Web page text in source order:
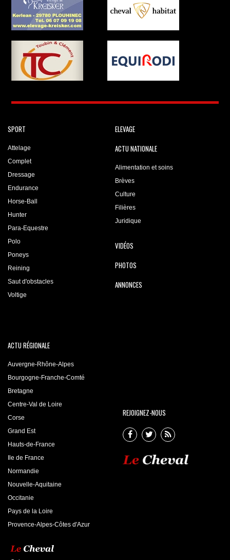
SPORT
Attelage
Complet
Dressage
Endurance
Horse-Ball
Hunter
Para-Equestre
Polo
Poneys
Reining
Saut d'obstacles
Voltige
ELEVAGE
ACTU NATIONALE
Alimentation et soins
Brèves
Culture
Filières
Juridique
VIDÉOS
PHOTOS
ANNONCES
ACTU RÉGIONALE
Auvergne-Rhône-Alpes
Bourgogne-Franche-Comté
Bretagne
Centre-Val de Loire
Corse
Grand Est
Hauts-de-France
Ile de France
Normandie
Nouvelle-Aquitaine
Occitanie
Pays de la Loire
Provence-Alpes-Côtes d'Azur
REJOIGNEZ-NOUS